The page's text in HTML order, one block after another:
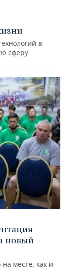
в
сферу
новый
месте, как и